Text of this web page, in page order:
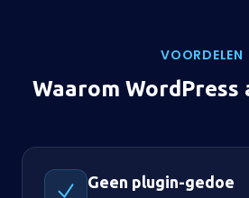
VOORDELEN
Waarom
Geen plugin-gedoe